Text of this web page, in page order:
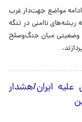
مواضع جهت‌دار غرب
ریشه‌های ناامنی در تنگه
وضعیتی میان جنگ‌وصلح
علیه ایران/هشدار